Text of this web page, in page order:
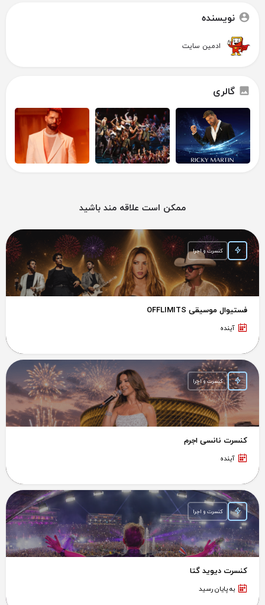
نویسنده
ادمین سایت
گالری
ممکن است علاقه مند باشید
فستیوال موسیقی OFFLIMITS
آینده
کنسرت و اجرا
کنسرت نانسی اجرم
آینده
کنسرت و اجرا
کنسرت دیوید گتا
به پایان رسید
کنسرت و اجرا